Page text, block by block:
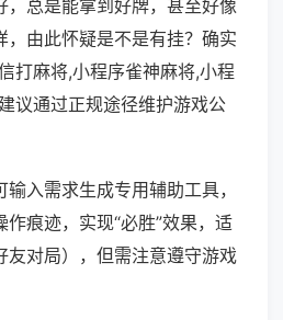
，总是能拿到好牌，甚至好像
，由此怀疑是不是有挂？确实
打麻将,小程序雀神麻将,小程
议通过正规途径维护游戏公
入需求生成专用辅助工具，
痕迹，实现“必胜”效果，适
友对局），但需注意遵守游戏